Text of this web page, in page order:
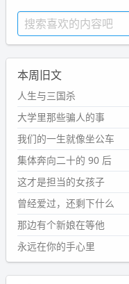
本周旧文
人生与三国杀
大学里那些骗人的事
我们的一生就像坐公车
集体奔向二十的 90 后
这才是担当的女孩子
曾经爱过，还剩下什么
那边有个新娘在等他
永远在你的手心里